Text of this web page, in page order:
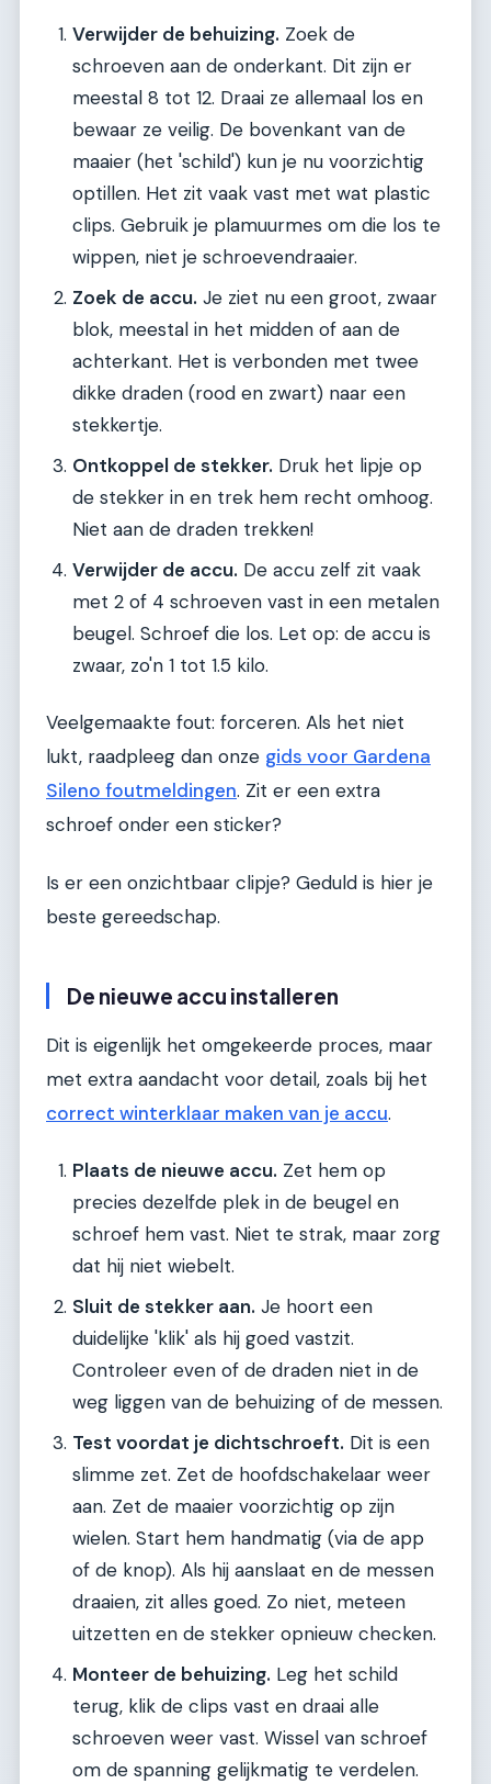
Verwijder de behuizing. Zoek de
schroeven aan de onderkant. Dit zijn er
meestal 8 tot 12. Draai ze allemaal los en
bewaar ze veilig. De bovenkant van de
maaier (het 'schild') kun je nu voorzichtig
optillen. Het zit vaak vast met wat plastic
clips. Gebruik je plamuurmes om die los te
wippen, niet je schroevendraaier.
Zoek de accu. Je ziet nu een groot, zwaar
blok, meestal in het midden of aan de
achterkant. Het is verbonden met twee
dikke draden (rood en zwart) naar een
stekkertje.
Ontkoppel de stekker. Druk het lipje op
de stekker in en trek hem recht omhoog.
Niet aan de draden trekken!
Verwijder de accu. De accu zelf zit vaak
met 2 of 4 schroeven vast in een metalen
beugel. Schroef die los. Let op: de accu is
zwaar, zo'n 1 tot 1.5 kilo.
Veelgemaakte fout: forceren. Als het niet
lukt, raadpleeg dan onze gids voor Gardena
Sileno foutmeldingen. Zit er een extra
schroef onder een sticker?
Is er een onzichtbaar clipje? Geduld is hier je
beste gereedschap.
De nieuwe accu installeren
Dit is eigenlijk het omgekeerde proces, maar
met extra aandacht voor detail, zoals bij het
correct winterklaar maken van je accu.
Plaats de nieuwe accu. Zet hem op
precies dezelfde plek in de beugel en
schroef hem vast. Niet te strak, maar zorg
dat hij niet wiebelt.
Sluit de stekker aan. Je hoort een
duidelijke 'klik' als hij goed vastzit.
Controleer even of de draden niet in de
weg liggen van de behuizing of de messen.
Test voordat je dichtschroeft. Dit is een
slimme zet. Zet de hoofdschakelaar weer
aan. Zet de maaier voorzichtig op zijn
wielen. Start hem handmatig (via de app
of de knop). Als hij aanslaat en de messen
draaien, zit alles goed. Zo niet, meteen
uitzetten en de stekker opnieuw checken.
Monteer de behuizing. Leg het schild
terug, klik de clips vast en draai alle
schroeven weer vast. Wissel van schroef
om de spanning gelijkmatig te verdelen.